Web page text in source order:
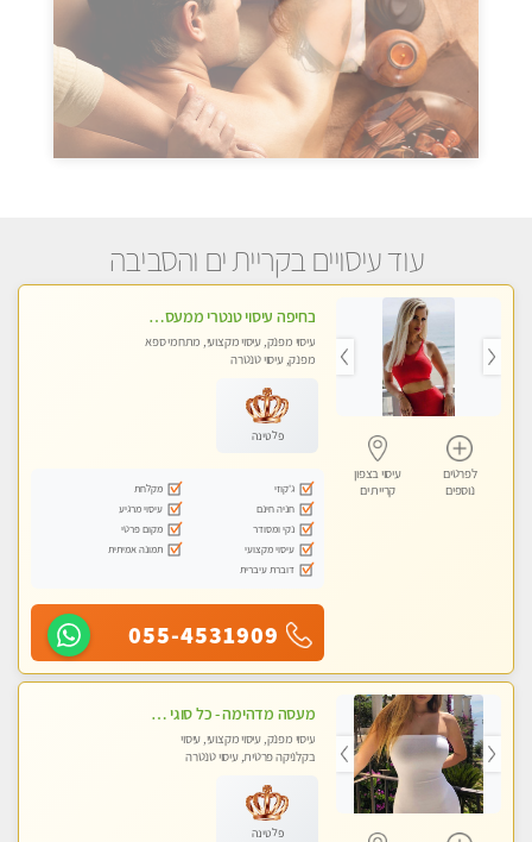
עוד עיסויים בקריית ים והסביבה
לפרטים
נוספים
עיסוי בצפון
קריית ים
בחיפה עיסוי טנטרי ממעסה מקצועית. חוויה מעולם אחר שכל אחד צריך לנסות. מעסה צעירה, אנרגיה נשית, ☺️❤️
עיסוי מפנק, עיסוי מקצועי, מתחמי ספא
מפנק, עיסוי טנטרה
פלטינה
ג'קוזי
מקלחת
חניה חינם
עיסוי מרגיע
נקי ומסודר
מקום פרטי
עיסוי מקצועי
תמונה אמיתית
דוברת עיברית
055-4531909
מעסה מדהימה - כל סוגי העיסויים מעסה מקצועית ואיכותית פרטי!!!חוויה בלתי נשכחת!
עיסוי מפנק, עיסוי מקצועי, עיסוי
בקלניקה פרטית, עיסוי טנטרה
פלטינה